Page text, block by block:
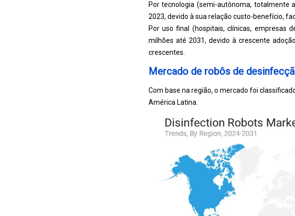
Por tecnologia (semi-autônoma, totalmente
2023, devido à sua relação custo-benefício,
Por uso final (hospitais, clínicas, empresas
milhões até 2031, devido à crescente
crescentes.
Mercado de robôs de
Com base na região, o mercado foi
América Latina.